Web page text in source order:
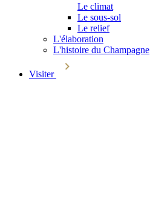
Le climat
Le sous-sol
Le relief
L'élaboration
L'histoire du Champagne
Visiter